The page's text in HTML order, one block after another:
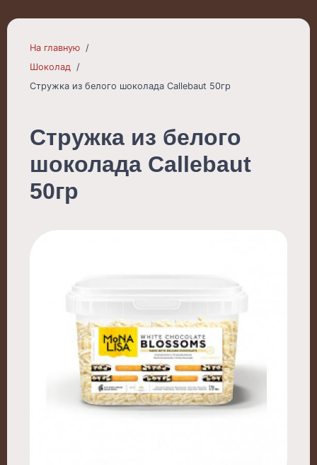
На главную
Шоколад
Стружка из белого шоколада Callebaut 50гр
Стружка из белого
шоколада Callebaut
50гр